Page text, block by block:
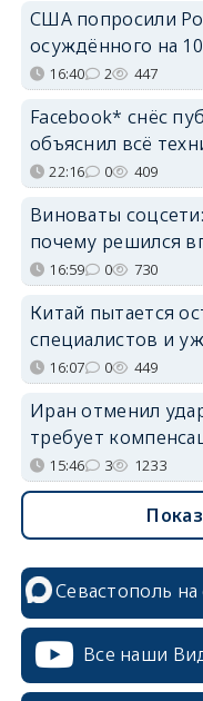
США попросили
осуждённого на
16:40 2 447
Facebook* снёс
объяснил всё
22:16 0 409
Виноваты
почему решился
16:59 0 730
Китай пытается
специалистов и
16:07 0 449
Иран отменил
требует
15:46 3 1233
Севастополь на
Все наши